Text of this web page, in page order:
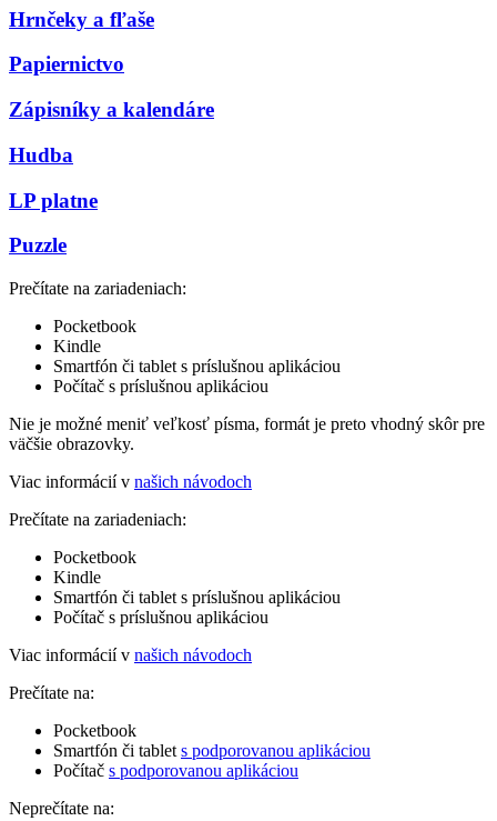
Hrnčeky a fľaše
Papiernictvo
Zápisníky a kalendáre
Hudba
LP platne
Puzzle
Prečítate na zariadeniach:
Pocketbook
Kindle
Smartfón či tablet s príslušnou aplikáciou
Počítač s príslušnou aplikáciou
Nie je možné meniť veľkosť písma, formát je preto vhodný skôr pre
väčšie obrazovky.
Viac informácií v našich návodoch
Prečítate na zariadeniach:
Pocketbook
Kindle
Smartfón či tablet s príslušnou aplikáciou
Počítač s príslušnou aplikáciou
Viac informácií v našich návodoch
Prečítate na:
Pocketbook
Smartfón či tablet s podporovanou aplikáciou
Počítač s podporovanou aplikáciou
Neprečítate na: